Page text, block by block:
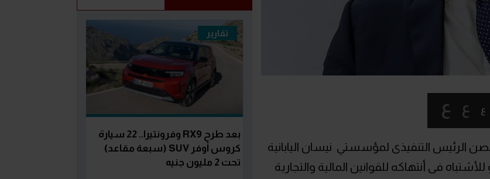
ع ع ع
الرئيس التنفيذى لمؤسستي نيسان اليابانية
فى أنتهاكه للقوانين المالية والتجارية
تقارير
بعد طرح RX9 وفرونتيرا.. 22 سيارة
كروس أوفر SUV (سبعة مقاعد)
تحت 2 مليون جنيه